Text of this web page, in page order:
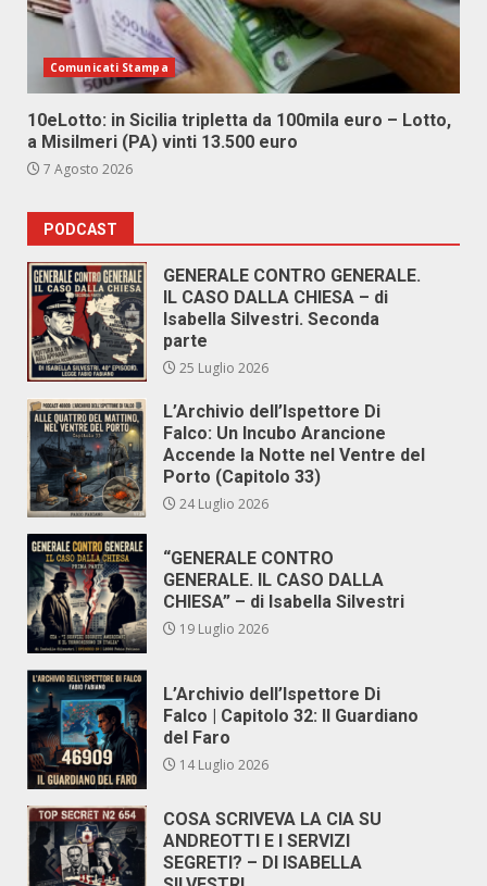
Comunicati Stampa
10eLotto: in Sicilia tripletta da 100mila euro – Lotto,
a Misilmeri (PA) vinti 13.500 euro
7 Agosto 2026
PODCAST
GENERALE CONTRO GENERALE.
IL CASO DALLA CHIESA – di
Isabella Silvestri. Seconda
parte
25 Luglio 2026
L’Archivio dell’Ispettore Di
Falco: Un Incubo Arancione
Accende la Notte nel Ventre del
Porto (Capitolo 33)
24 Luglio 2026
“GENERALE CONTRO
GENERALE. IL CASO DALLA
CHIESA” – di Isabella Silvestri
19 Luglio 2026
L’Archivio dell’Ispettore Di
Falco | Capitolo 32: Il Guardiano
del Faro
14 Luglio 2026
COSA SCRIVEVA LA CIA SU
ANDREOTTI E I SERVIZI
SEGRETI? – DI ISABELLA